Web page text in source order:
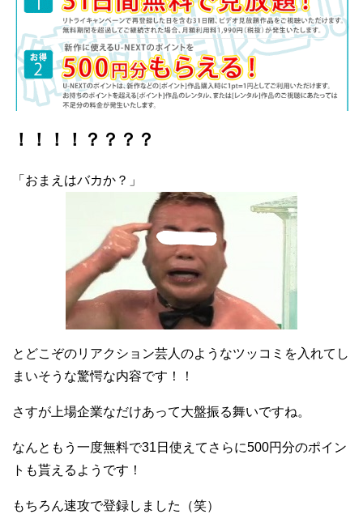
！！！！？？？？
「おまえはバカか？」
とどこぞのリアクション芸人のようなツッコミを入れてし
まいそうな驚愕な内容です！！
さすが上場企業なだけあって大盤振る舞いですね。
なんともう一度無料で31日使えてさらに500円分のポイン
トも貰えるようです！
もちろん速攻で登録しました（笑）